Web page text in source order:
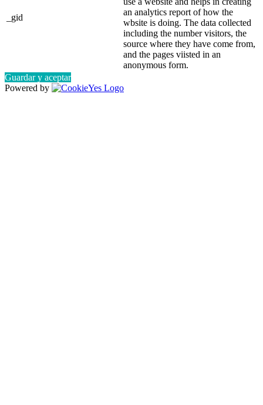
_gid
an analytics report of how the
wbsite is doing. The data collected
including the number visitors, the
source where they have come from,
and the pages viisted in an
anonymous form.
Guardar y aceptar
Powered by